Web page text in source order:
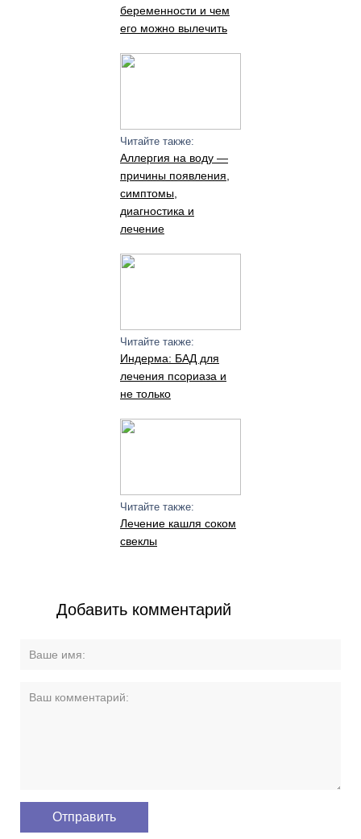
беременности и чем
его можно вылечить
Читайте также:
Аллергия на воду —
причины появления,
симптомы,
диагностика и
лечение
Читайте также:
Индерма: БАД для
лечения псориаза и
не только
Читайте также:
Лечение кашля соком
свеклы
Добавить комментарий